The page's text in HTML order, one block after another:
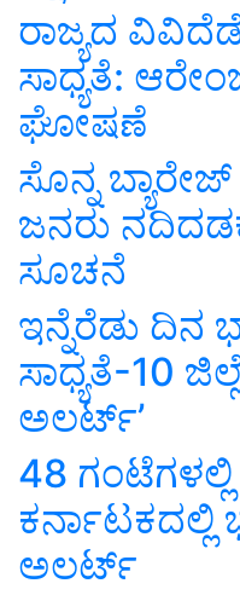
ರಾಜ್ಯದ
ಸಾಧ್ಯತೆ:
ಘೋಷಣೆ
ಸೊನ್ನ
ಜನರು
ಸೂಚನೆ
ಇನ್ನೆರೆಡು ದಿನ
ಸಾಧ್ಯತೆ-10
ಅಲರ್ಟ್’
48
ಅಲರ್ಟ್